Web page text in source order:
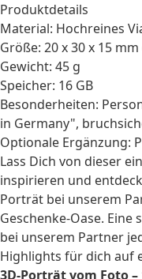
Produktdetails
Material: Hochreines
Größe: 20 x 30 x 15 mm
Gewicht: 45 g
Speicher: 16 GB
Besonderheiten:
in Germany",
Optionale Ergänzung:
Lass Dich von dieser
inspirieren und
Porträt bei unserem
Geschenke-Oase.
bei unserem Partner
Highlights für dich auf
3D-Porträt vom Foto –